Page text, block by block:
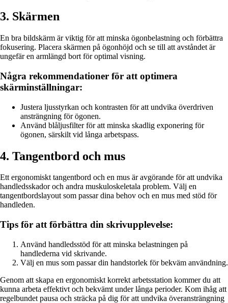
3. Skärmen
En bra bildskärm är viktig för att minska ögonbelastning och förbättra
fokusering. Placera skärmen på ögonhöjd och se till att avståndet är
ungefär en armlängd bort för optimal visning.
Några rekommendationer för att optimera
skärminställningar:
Justera ljusstyrkan och kontrasten för att undvika överdriven
ansträngning för ögonen.
Använd blåljusfilter för att minska skadlig exponering för
ögonen, särskilt vid långa arbetspass.
4. Tangentbord och mus
Ett ergonomiskt tangentbord och en mus är avgörande för att undvika
handledsskador och andra muskuloskeletala problem. Välj en
tangentbordslayout som passar dina behov och en mus med stöd för
handleden.
Tips för att förbättra din skrivupplevelse:
Använd handledsstöd för att minska belastningen på
handlederna vid skrivande.
Välj en mus som passar din handstorlek för bekväm användning.
Genom att skapa en ergonomiskt korrekt arbetsstation kommer du att
kunna arbeta effektivt och bekvämt under långa perioder. Kom ihåg att
regelbundet pausa och sträcka på dig för att undvika överansträngning